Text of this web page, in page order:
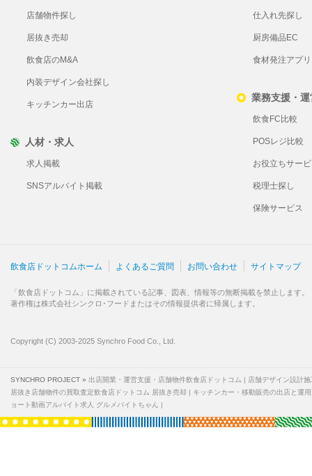
店舗物件探し
居抜き売却
飲食店のM&A
内装デザイン会社探し
キッチンカー出店
人材・求人
求人掲載
SNSアルバイト掲載
仕入れ先探し
厨房備品EC
食材発注アプ
業務支援・
飲食FC比較
POSレジ比較
お役立ちサー
税理士探し
保険サービス
飲食店ドットコムホーム よくあるご質問 お問い合わせ サイトマップ
「飲食店ドットコム」に掲載されている記事、図表、情報等の無断掲載を禁止します。
著作権は株式会社シンクロ･フードまたはその情報提供者に帰属します。
Copyright (C) 2003-2025 Synchro Food Co., Ltd.
SYNCHRO PROJECT » 出店開業・運営支援・店舗物件飲食店ドットコム
店舗デザイン設計
居抜き店舗物件の買取査定飲食店ドットコム 居抜き売却
キッチンカー・移動販売の出店と運
ョート動画アルバイト求人 グルメバイトちゃん